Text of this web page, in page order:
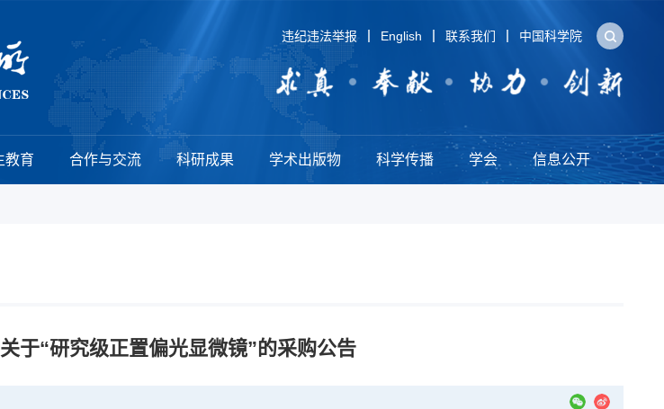
违纪违法举报 English 联系我们 中国科学院
教育 合作与交流 科研成果 学术出版物 科学传播 学会 信息公开
于“研究级正置偏光显微镜”的采购公告